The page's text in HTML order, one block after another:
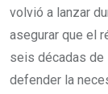
volvió a lanzar
asegurar que el
seis décadas de
defender la